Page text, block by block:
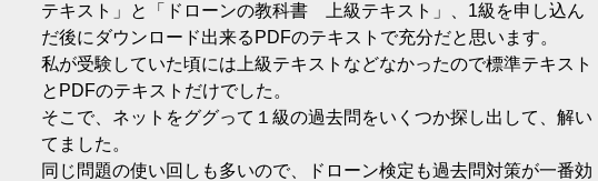
テキスト」と「ドローンの教科書 上級テキスト」、1級を申し込ん
だ後にダウンロード出来るPDFのテキストで充分だと思います。
私が受験していた頃には上級テキストなどなかったので標準テキスト
とPDFのテキストだけでした。
そこで、ネットをググって１級の過去問をいくつか探し出して、解い
てました。
同じ問題の使い回しも多いので、ドローン検定も過去問対策が一番効